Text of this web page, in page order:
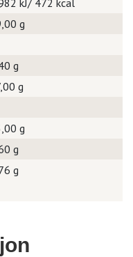
kJ/ 472 kcal
g
g
g
g
g
g